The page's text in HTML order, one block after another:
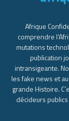
Afrique
comprendre
mutations
publication
intransigeante.
les fake news et
grande Histoire.
décideurs